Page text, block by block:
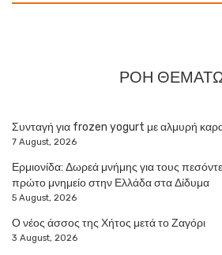
ΡΟΗ
Συνταγή για frozen yogurt με αλμυρή
7 August, 2026
Ερμιονίδα: Δωρεά μνήμης για τους
πρώτο μνημείο στην Ελλάδα στα Δίδυμα
5 August, 2026
Ο νέος άσσος της Χήτος μετά το Ζαγόρι
3 August, 2026